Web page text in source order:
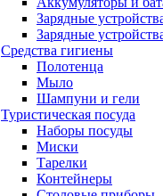
Зарядные
Зарядные
Средства гигиены
Полотенца
Мыло
Шампуни и гели
Туристическая посуда
Наборы посуды
Миски
Тарелки
Контейнеры